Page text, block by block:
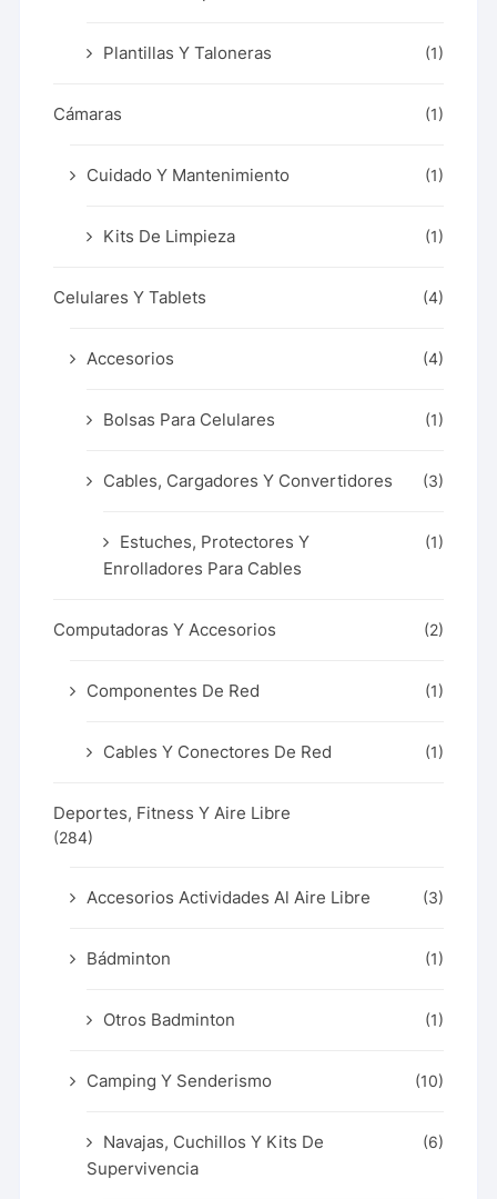
Plantillas Y Taloneras (1)
Cámaras (1)
Cuidado Y Mantenimiento (1)
Kits De Limpieza (1)
Celulares Y Tablets (4)
Accesorios (4)
Bolsas Para Celulares (1)
Cables, Cargadores Y Convertidores (3)
Estuches, Protectores Y
Enrolladores Para Cables
(1)
Computadoras Y Accesorios (2)
Componentes De Red (1)
Cables Y Conectores De Red (1)
Deportes, Fitness Y Aire Libre
(284)
Accesorios Actividades Al Aire Libre (3)
Bádminton (1)
Otros Badminton (1)
Camping Y Senderismo (10)
Navajas, Cuchillos Y Kits De
Supervivencia
(6)